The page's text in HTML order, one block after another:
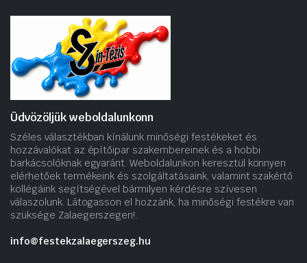
Üdvözöljük weboldalunkonn
Széles választékban kínálunk minőségi festékeket és
hozzávalókat az építőipar szakembereinek és a hobbi
barkácsolóknak egyaránt. Weboldalunkon keresztül könnyen
elérhetőek termékeink és szolgáltatásaink, valamint szakértő
kollégáink segítségével bármilyen kérdésre szívesen
válaszolunk. Látogasson el hozzánk, ha minőségi festékre van
szüksége Zalaegerszegen!.
info@festekzalaegerszeg.hu